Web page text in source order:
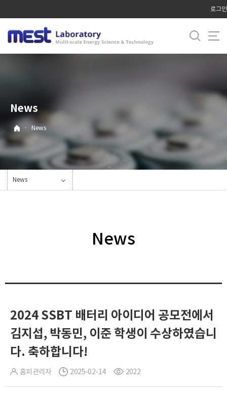
로
메
로그인
News
· News
News
News
2024 SSBT 배터리 아이디어 공모전에서
김지섭, 박동민, 이준 학생이 수상하였습니
다. 축하합니다!
홈피관리자 2025-02-14 2022